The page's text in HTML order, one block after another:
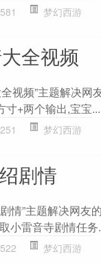
581 梦幻西游
全视频
视频”主题解决
寸+两个输出,宝宝...
251 梦幻西游
剧情
情”主题解决网
小雷音寺剧情任务
522 梦幻西游